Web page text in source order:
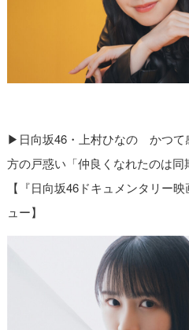
▶︎ 日向坂46・上村ひなの かつて
方の戸惑い「仲良くなれたのは同
【『日向坂46ドキュメンタリー
ュー】